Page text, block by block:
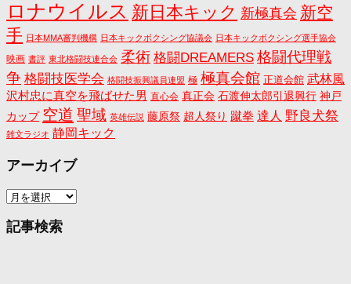
ロナウイルス 新日本キック 新極真会 新空
手 日本MMA審判機構 日本キックボクシング協議会 日本キックボクシング選手協会
映画 書評 東北格闘技連合会 柔術 格闘DREAMERS 格闘代理戦
争 格闘技医学会 格闘技振興議員連盟 極 極真会館 正道会館 武林風
沢村忠に真空を飛ばせた男 直心会 真正会 石渡伸太郎引退興行 神戸
カップ 空道 聖域 英雄伝説 藤原祭 超人祭り 蹴拳 達人 野良犬祭
雑文ラジオ 静岡キック
アーカイブ
ア
カ
記事検索